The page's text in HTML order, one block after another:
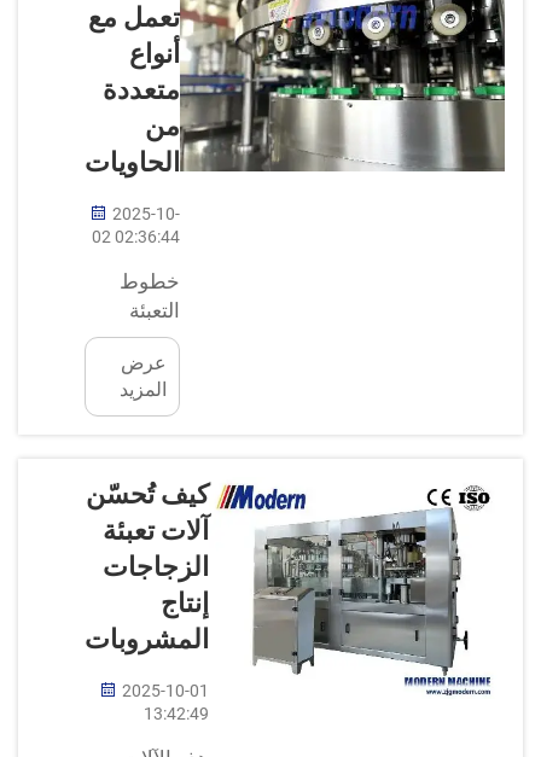
فيديو
اتصل بنا
موقع RU
تعمل مع
أنواع
متعددة
من
الحاويات
2025-10-
02 02:36:44
خطوط
التعبئة
لجميع
أشكال
الحاويات
خطوط
التعبئة
الحديثة
بطريقة
تسمح
بتعبئة
حاويات
متعددة
الأحجام
والأنواع. لا
عرض
المزيد
كيف تُحسّن
آلات تعبئة
الزجاجات
إنتاج
المشروبات
2025-10-01
13:42:49